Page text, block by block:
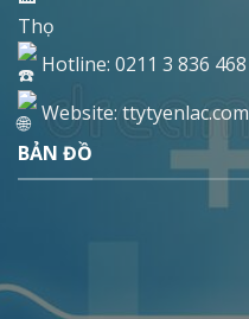
Thọ
Hotline: 0211 3 836 468
Website: ttytyenlac.com
BẢN ĐỒ